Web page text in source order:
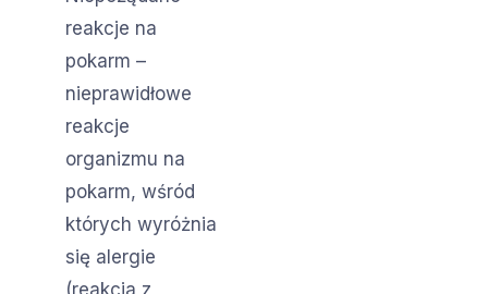
reakcje na
pokarm –
nieprawidłowe
reakcje
organizmu na
pokarm, wśród
których wyróżnia
się alergie
(reakcja z